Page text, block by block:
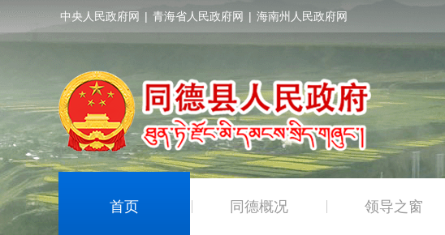
中央人民政府网 | 青海省人民政府网 | 海南州人民政府网
首页 同德概况 领导之窗